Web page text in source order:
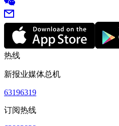
热线
新报业媒体总机
63196319
订阅热线